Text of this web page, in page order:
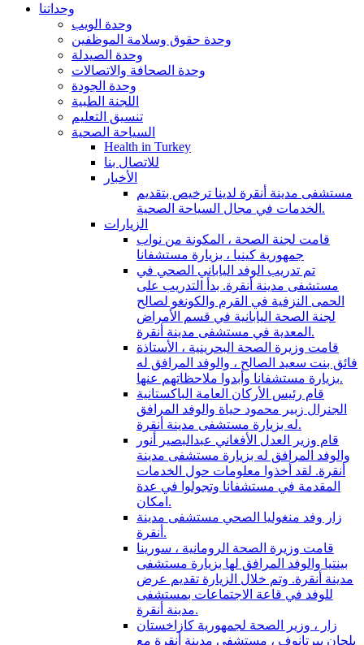
وحداتنا
وحدة الويب
وحدة حقوق وسلامة الموظفين
وحدة الصيدلة
وحدة الصحافة والاتصالات
وحدة الجودة
اللجنة الطبية
تنسيق التعليم
السياحة الصحية
Health in Turkey
للاتصال بنا
الأخبار
مستشفى مدينة أنقرة لدينا ترخيص بتقديم
الخدمات في مجال السياحة الصحية.
الزيارات
قامت لجنة الصحة ، المكونة من نواب
جمهورية كينيا ، بزيارة مستشفانا
تم تدريب الوفد الياباني الصحي في
مستشفى مدينة أنقرة. بدأ التدريب على
الحمى النزفية في القرم والكونغو لصالح
لجنة الصحة اليابانية في قسم الأمراض
المعدية في مستشفى مدينة أنقرة.
قامت وزيرة الصحة البحرينية ، الأستاذة
فائق بنت سعيد الصالح ، والوفد المرافق له
بزيارة مستشفانا وأبدوا ملاحظاتهم عنها.
قام رئيس الأركان العامة الباكستانية
الجنرال زبير محمود حياة والوفد المرافق
له بزيارة مستشفى مدينة أنقرة.
قام وزير العدل الأفغاني عبدالبصير أنور
والوفد المرافق له بزيارة مستشفى مدينة
أنقرة. لقد أخذوا معلومات حول الخدمات
المقدمة في مستشفانا وتجولوا في عدة
امكان.
زار وفد منغوليا الصحي مستشفى مدينة
أنقرة.
قامت وزيرة الصحة الرومانية ، سورينا
بينتيا والوفد المرافق لها بزيارة مستشفى
مدينة أنقرة. وتم خلال الزيارة تقديم عرض
للوفد في قاعة الاجتماعات بمستشفى
مدينة أنقرة.
زار ، وزير الصحة لجمهورية كازاخستان
يلجان بيرتانوف ، مستشفى مدينة أنقرة مع